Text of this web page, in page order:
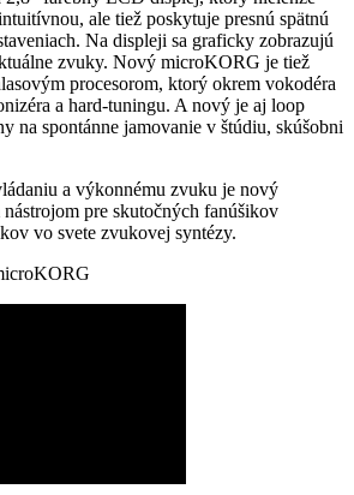
ale tiež poskytuje presnú spätnú
Na displeji sa graficky zobrazujú
zvuky. Nový microKORG je tiež
procesorom, ktorý okrem vokodéra
a hard-tuningu. A nový je aj loop
na spontánne jamovanie v štúdiu, skúšobni
a výkonnému zvuku je nový
pre skutočných fanúšikov
vo svete zvukovej syntézy.